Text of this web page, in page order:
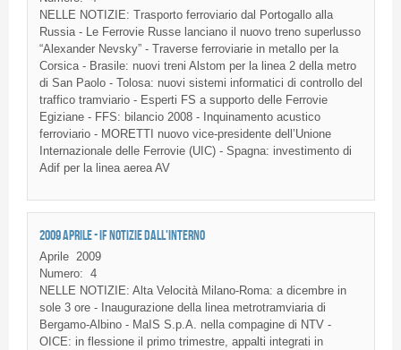
NELLE NOTIZIE: Trasporto ferroviario dal Portogallo alla
Russia - Le Ferrovie Russe lanciano il nuovo treno superlusso
“Alexander Nevsky”- Traverse ferroviariein metalloper la
Corsica - Brasile: nuovi treni Alstom per la linea2 dellametro
di San Paolo - Tolosa: nuovi sistemi informatici di controllodel
traffico tramviario- Esperti FS a supporto delle Ferrovie
Egiziane- FFS: bilancio2008 - Inquinamento acustico
ferroviario- MORETTI nuovo vice-presidente dell’Unione
Internazionale delle Ferrovie(UIC) - Spagna: investimento di
Adifper la linea aereaAV
2009 APRILE - IF NOTIZIE DALL'INTERNO
Aprile
2009
Numero: 4
NELLE NOTIZIE: Alta VelocitàMilano-Roma: a dicembrein
sole 3 ore - Inaugurazione della linea metrotramviaria di
Bergamo-Albino- MaIS S.p.A. nella compagine di NTV-
OICE: in flessione il primo trimestre, appalti integrati in